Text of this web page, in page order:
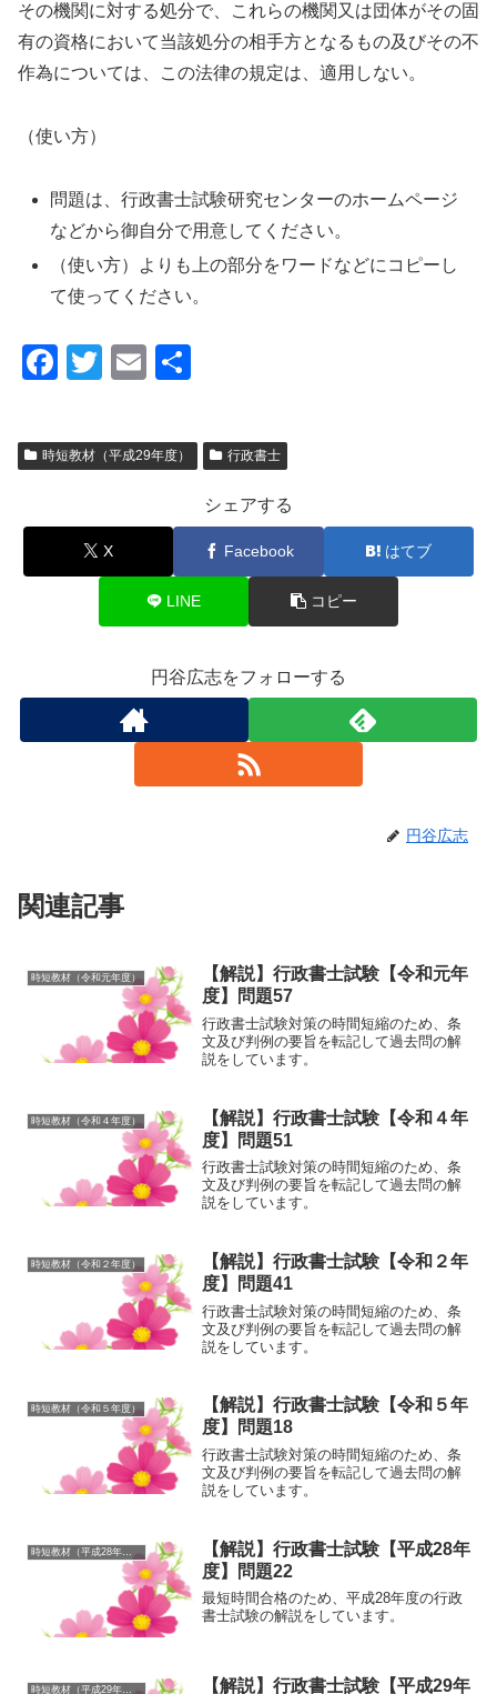
その機関に対する処分で、これらの機関又は団体がその固
有の資格において当該処分の相手方となるもの及びその不
作為については、この法律の規定は、適用しない。
（使い方）
問題は、行政書士試験研究センターのホームページ
などから御自分で用意してください。
（使い方）よりも上の部分をワードなどにコピーし
て使ってください。
F
c
e
o
o
T
tt
er
E
ail
時短教材（平成29年度） 行政書士
シェアする
X Facebook はてブ
LINE コピー
円谷広志をフォローする
円谷広志
関連記事
時短教材（令和元年度）
【解説】行政書士試験【令和元年
度】問題57
行政書士試験対策の時間短縮のため、条
文及び判例の要旨を転記して過去問の解
説をしています。
時短教材（令和４年度）
【解説】行政書士試験【令和４年
度】問題51
行政書士試験対策の時間短縮のため、条
文及び判例の要旨を転記して過去問の解
説をしています。
時短教材（令和２年度）
【解説】行政書士試験【令和２年
度】問題41
行政書士試験対策の時間短縮のため、条
文及び判例の要旨を転記して過去問の解
説をしています。
時短教材（令和５年度）
【解説】行政書士試験【令和５年
度】問題18
行政書士試験対策の時間短縮のため、条
文及び判例の要旨を転記して過去問の解
説をしています。
【解説】行政書士試験【平成28年
度】問題22
最短時間合格のため、平成28年度の行政
書士試験の解説をしています。
【解説】行政書士試験【平成29年